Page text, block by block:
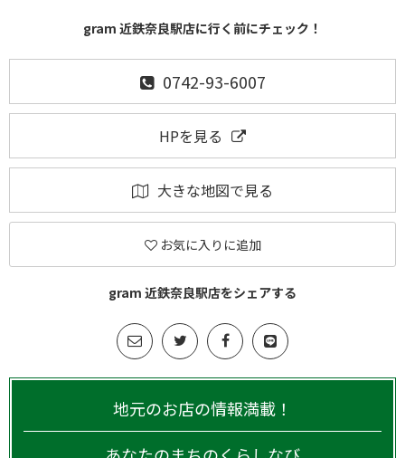
gram 近鉄奈良駅店に行く前にチェック！
0742-93-6007
HPを見る
大きな地図で見る
お気に入りに追加
gram 近鉄奈良駅店をシェアする
地元のお店の情報満載！